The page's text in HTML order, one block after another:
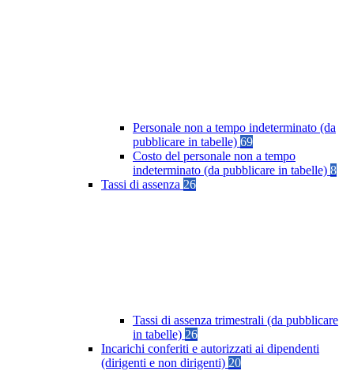
Personale non a tempo indeterminato (da
pubblicare in tabelle) 69
Costo del personale non a tempo
indeterminato (da pubblicare in tabelle) 8
Tassi di assenza 26
Tassi di assenza trimestrali (da pubblicare
in tabelle) 26
Incarichi conferiti e autorizzati ai dipendenti
(dirigenti e non dirigenti) 20